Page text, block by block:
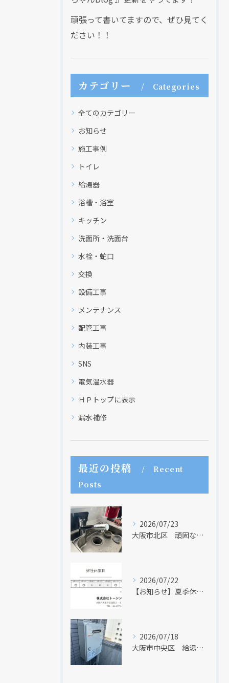
頑張って書いてますので、ぜひ見てく
ださい！！
カテゴリー Categories
全てのカテゴリー
お知らせ
施工事例
トイレ
給湯器
浴槽・浴室
キッチン
洗面所・洗面台
水栓・蛇口
交換
設備工事
メンテナンス
配管工事
内装工事
SNS
電気温水器
ＨＰトップに表示
漏水補修
最近の投稿
Recent
Posts
2026/07/23
大阪市北区 頑固な水アカはなかなか取れない・・・
2026/07/22
【お知らせ】夏季休業日のお知らせ【２０２６年】
2026/07/18
大阪市中央区 給湯器のリモコンが無くても、リモコンを設置する方法はあります